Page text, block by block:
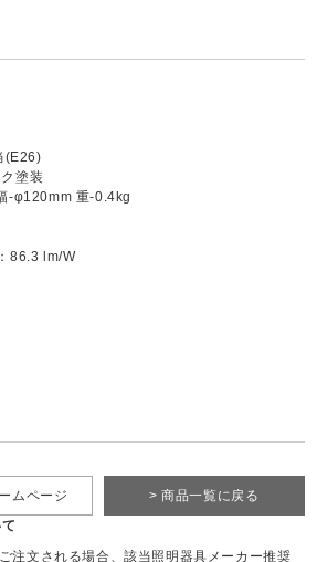
(E26)
塗装
-φ120mm 重-0.4kg
86.3 lm/W
> 商品一覧に戻る
ムページ
注文される場合、該当照明器具メーカー推奨